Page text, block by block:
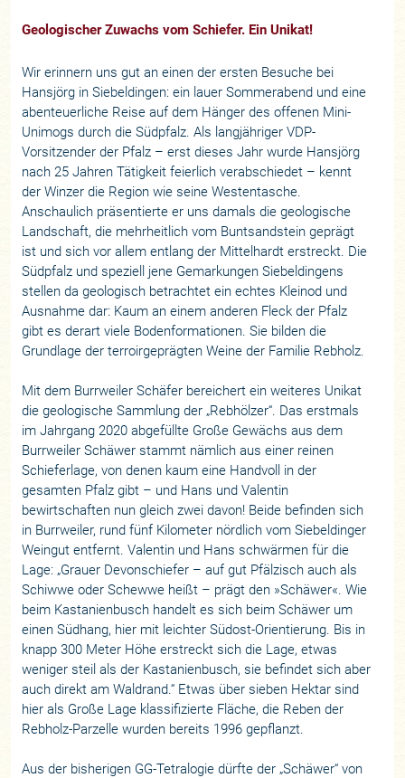
Geologischer Zuwachs vom Schiefer. Ein Unikat!
Wir erinnern uns gut an einen der ersten Besuche bei
Hansjörg in Siebeldingen: ein lauer Sommerabend und eine
abenteuerliche Reise auf dem Hänger des offenen Mini-
Unimogs durch die Südpfalz. Als langjähriger VDP-
Vorsitzender der Pfalz – erst dieses Jahr wurde Hansjörg
nach 25 Jahren Tätigkeit feierlich verabschiedet – kennt
der Winzer die Region wie seine Westentasche.
Anschaulich präsentierte er uns damals die geologische
Landschaft, die mehrheitlich vom Buntsandstein geprägt
ist und sich vor allem entlang der Mittelhardt erstreckt. Die
Südpfalz und speziell jene Gemarkungen Siebeldingens
stellen da geologisch betrachtet ein echtes Kleinod und
Ausnahme dar: Kaum an einem anderen Fleck der Pfalz
gibt es derart viele Bodenformationen. Sie bilden die
Grundlage der terroirgeprägten Weine der Familie Rebholz.
Mit dem Burrweiler Schäfer bereichert ein weiteres Unikat
die geologische Sammlung der „Rebhölzer“. Das erstmals
im Jahrgang 2020 abgefüllte Große Gewächs aus dem
Burrweiler Schäwer stammt nämlich aus einer reinen
Schieferlage, von denen kaum eine Handvoll in der
gesamten Pfalz gibt – und Hans und Valentin
bewirtschaften nun gleich zwei davon! Beide befinden sich
in Burrweiler, rund fünf Kilometer nördlich vom Siebeldinger
Weingut entfernt. Valentin und Hans schwärmen für die
Lage: „Grauer Devonschiefer – auf gut Pfälzisch auch als
Schiwwe oder Schewwe heißt – prägt den »Schäwer«. Wie
beim Kastanienbusch handelt es sich beim Schäwer um
einen Südhang, hier mit leichter Südost-Orientierung. Bis in
knapp 300 Meter Höhe erstreckt sich die Lage, etwas
weniger steil als der Kastanienbusch, sie befindet sich aber
auch direkt am Waldrand.“ Etwas über sieben Hektar sind
hier als Große Lage klassifizierte Fläche, die Reben der
Rebholz-Parzelle wurden bereits 1996 gepflanzt.
Aus der bisherigen GG-Tetralogie dürfte der „Schäwer“ von